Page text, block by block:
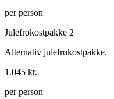
per person
Julefrokostpakke 2
Alternativ julefrokostpakke.
1.045 kr.
per person